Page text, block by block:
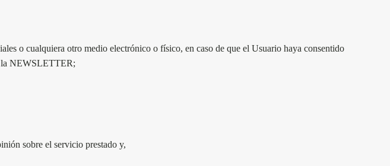
o cualquiera otro medio electrónico o físico, en caso de que el Usuario haya consentido
la NEWSLETTER;
sobre el servicio prestado y,